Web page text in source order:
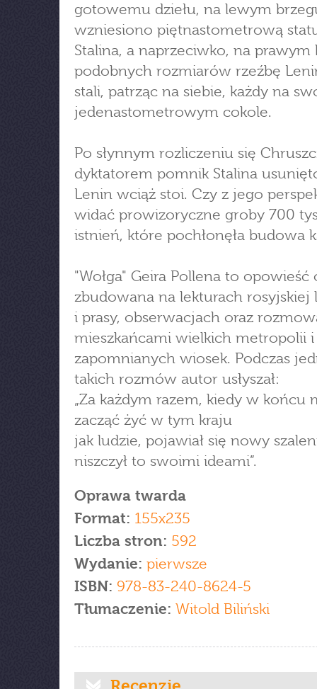
gotowemu dziełu, na lewym
wzniesiono piętnastometrową
Stalina, a naprzeciwko, na prawym
podobnych rozmiarów rzeźbę
stali, patrząc na siebie, każdy na
jedenastometrowym cokole.
Po słynnym rozliczeniu się
dyktatorem pomnik Stalina
Lenin wciąż stoi. Czy z jego
widać prowizoryczne groby 700
istnień, które pochłonęła budowa
"Wołga" Geira Pollena to opowieść
zbudowana na lekturach rosyjskiej
i prasy, obserwacjach oraz
mieszkańcami wielkich metropolii i
zapomnianych wiosek. Podczas
takich rozmów autor usłyszał:
„Za każdym razem, kiedy w końcu
zacząć żyć w tym kraju
jak ludzie, pojawiał się nowy
niszczył to swoimi ideami”.
Oprawa twarda
Format: 155x235
Liczba stron: 592
Wydanie: pierwsze
ISBN: 978-83-240-8624-5
Tłumaczenie: Witold Biliński